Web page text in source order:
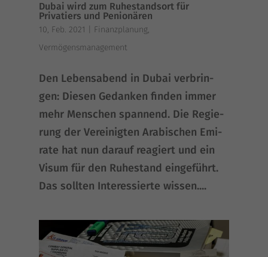
Dubai wird zum Ruhestandsort für
Privatiers und Penionären
10, Feb. 2021 Finanzplanung,
Vermögensmanagement
Den Lebens­abend in Dubai ver­brin­
gen: Die­sen Gedan­ken fin­den immer
mehr Men­schen span­nend. Die Regie­
rung der Ver­ei­nig­ten Ara­bi­schen Emi­
ra­te hat nun dar­auf reagiert und ein
Visum für den Ruhe­stand ein­ge­führt.
Das soll­ten Inter­es­sier­te wissen....